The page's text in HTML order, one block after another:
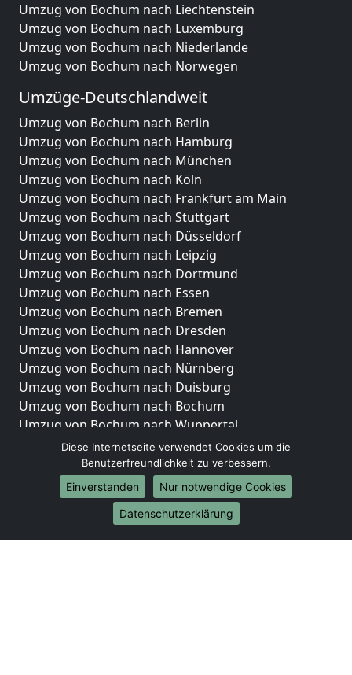
Umzug von Bochum nach Liechtenstein
Umzug von Bochum nach Luxemburg
Umzug von Bochum nach Niederlande
Umzug von Bochum nach Norwegen
Umzüge-Deutschlandweit
Umzug von Bochum nach Berlin
Umzug von Bochum nach Hamburg
Umzug von Bochum nach München
Umzug von Bochum nach Köln
Umzug von Bochum nach Frankfurt am Main
Umzug von Bochum nach Stuttgart
Umzug von Bochum nach Düsseldorf
Umzug von Bochum nach Leipzig
Umzug von Bochum nach Dortmund
Umzug von Bochum nach Essen
Umzug von Bochum nach Bremen
Umzug von Bochum nach Dresden
Umzug von Bochum nach Hannover
Umzug von Bochum nach Nürnberg
Umzug von Bochum nach Duisburg
Umzug von Bochum nach Bochum
Umzug von Bochum nach Wuppertal
Umzug von Bochum nach Bielefeld
Umzug von Bochum nach Bonn
Umzug von Bochum nach Münster
Internationale-Umzüge
Umzug von Bochum nach Brasilien
Diese Internetseite verwendet Cookies um die
Benutzerfreundlichkeit zu verbessern.
Einverstanden
Nur notwendige Cookies
Datenschutzerklärung